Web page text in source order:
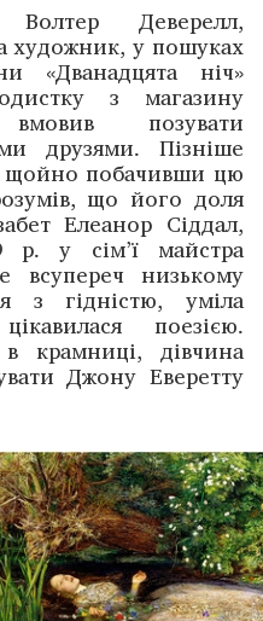
Деверелл,
художник, у пошуках
«Дванадцята ніч»
з магазину
позувати
друзями. Пізніше
щойно побачивши цю
що його доля
Елеанор Сіддал,
р. у сім’ї майстра
­всупереч низькому
з гідністю, уміла
поезією.
крамниці, дівчина
Джону Еверетту